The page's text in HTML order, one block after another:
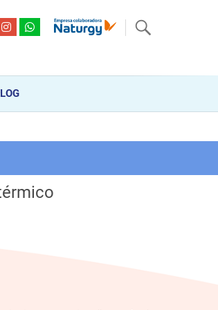
20 años . Acompañamos al cliente
montaje y reparación, hasta la